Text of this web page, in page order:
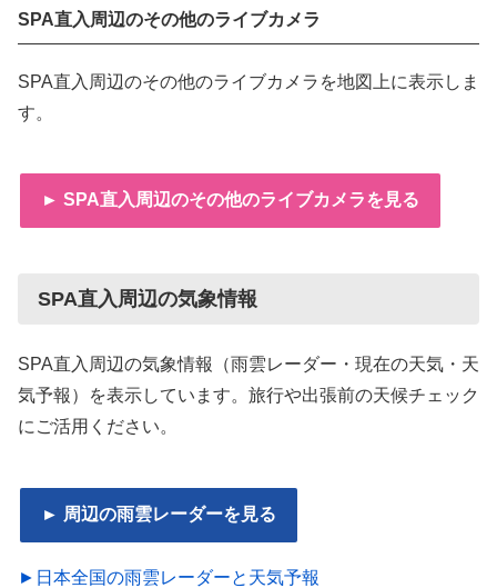
SPA直入周辺のその他のライブカメラ
SPA直入周辺のその他のライブカメラを地図上に表示しま
す。
► SPA直入周辺のその他のライブカメラを見る
SPA直入周辺の気象情報
SPA直入周辺の気象情報（雨雲レーダー・現在の天気・天
気予報）を表示しています。旅行や出張前の天候チェック
にご活用ください。
► 周辺の雨雲レーダーを見る
►日本全国の雨雲レーダーと天気予報